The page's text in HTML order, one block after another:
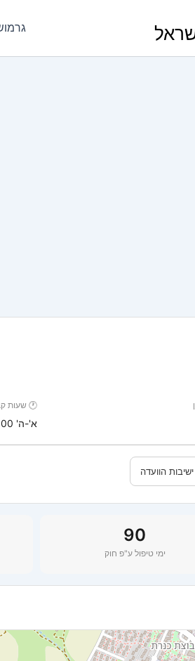
🕐 שעות
א'-ה' 08:00-13:00
הוועדה
90
ימי טיפול ע"פ חוק